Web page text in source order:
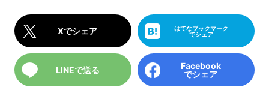
Xでシェア
はてなブックマーク
でシェア
LINEで送る
Facebook
でシェア